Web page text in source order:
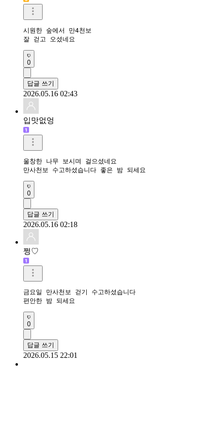
시원한 숲에서 만4천보
잘 걷고 오셨네요
0
답글 쓰기
2026.05.16 02:43
입맛없엉
울창한 나무 보시며 걸으셨네요
만사천보 수고하셨습니다 좋은 밤 되세요
0
답글 쓰기
2026.05.16 02:18
쩡♡
금요일 만사천보 걷기 수고하셨습니다
편안한 밤 되세요
0
답글 쓰기
2026.05.15 22:01